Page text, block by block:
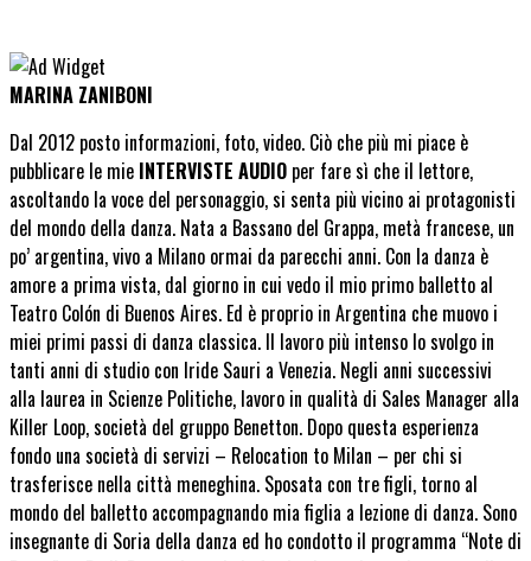
MARINA ZANIBONI
Dal 2012 posto informazioni, foto, video. Ciò che più mi piace è
pubblicare le mie INTERVISTE AUDIO per fare sì che il lettore,
ascoltando la voce del personaggio, si senta più vicino ai protagonisti
del mondo della danza. Nata a Bassano del Grappa, metà francese, un
po’ argentina, vivo a Milano ormai da parecchi anni. Con la danza è
amore a prima vista, dal giorno in cui vedo il mio primo balletto al
Teatro Colón di Buenos Aires. Ed è proprio in Argentina che muovo i
miei primi passi di danza classica. Il lavoro più intenso lo svolgo in
tanti anni di studio con Iride Sauri a Venezia. Negli anni successivi
alla laurea in Scienze Politiche, lavoro in qualità di Sales Manager alla
Killer Loop, società del gruppo Benetton. Dopo questa esperienza
fondo una società di servizi – Relocation to Milan – per chi si
trasferisce nella città meneghina. Sposata con tre figli, torno al
mondo del balletto accompagnando mia figlia a lezione di danza. Sono
insegnante di Soria della danza ed ho condotto il programma “Note di